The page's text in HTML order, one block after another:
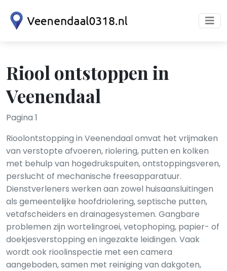
Riool ontstoppen in
Veenendaal
Pagina 1
Rioolontstopping in Veenendaal omvat het vrijmaken
van verstopte afvoeren, riolering, putten en kolken
met behulp van hogedrukspuiten, ontstoppingsveren,
perslucht of mechanische freesapparatuur.
Dienstverleners werken aan zowel huisaansluitingen
als gemeentelijke hoofdriolering, septische putten,
vetafscheiders en drainagesystemen. Gangbare
problemen zijn wortelingroei, vetophoping, papier- of
doekjesverstopping en ingezakte leidingen. Vaak
wordt ook rioolinspectie met een camera
aangeboden, samen met reiniging van dakgoten,